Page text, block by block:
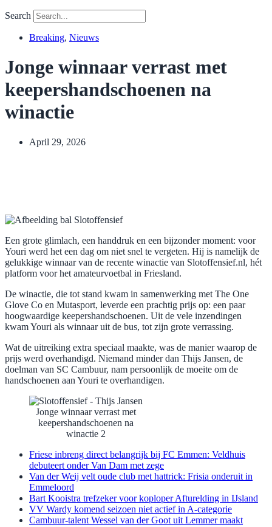
Search
Breaking, Nieuws
Jonge winnaar verrast met
keepershandschoenen na
winactie
April 29, 2026
Een grote glimlach, een handdruk en een bijzonder moment: voor
Youri werd het een dag om niet snel te vergeten. Hij is namelijk de
gelukkige winnaar van de recente winactie van Slotoffensief.nl, hét
platform voor het amateurvoetbal in Friesland.
De winactie, die tot stand kwam in samenwerking met The One
Glove Co en Mutasport, leverde een prachtig prijs op: een paar
hoogwaardige keepershandschoenen. Uit de vele inzendingen
kwam Youri als winnaar uit de bus, tot zijn grote verrassing.
Wat de uitreiking extra speciaal maakte, was de manier waarop de
prijs werd overhandigd. Niemand minder dan Thijs Jansen, de
doelman van SC Cambuur, nam persoonlijk de moeite om de
handschoenen aan Youri te overhandigen.
Jonge winnaar verrast met
keepershandschoenen na
winactie 2
Friese inbreng direct belangrijk bij FC Emmen: Veldhuis
debuteert onder Van Dam met zege
Van der Weij velt oude club met hattrick: Frisia onderuit in
Emmeloord
Bart Kooistra trefzeker voor koploper Afturelding in IJsland
VV Wardy komend seizoen niet actief in A-categorie
Cambuur-talent Wessel van der Goot uit Lemmer maakt